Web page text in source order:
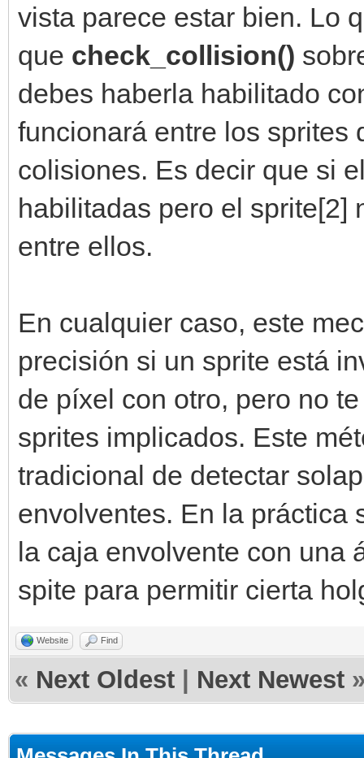
vista parece estar bien. Lo
que check_collision()
debes haberla habilitado
funcionará entre los sprites
colisiones. Es decir que si
habilitadas pero el sprite[2]
entre ellos.
En cualquier caso, este
precisión si un sprite está
de píxel con otro, pero no
sprites implicados. Este
tradicional de detectar
envolventes. En la práctica
la caja envolvente con una
spite para permitir cierta
Website Find
« Next Oldest Next Newest